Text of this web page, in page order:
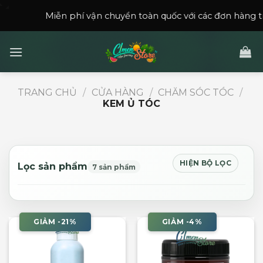
Miễn phí vận chuyển toàn quốc với các đơn hàng trên
TRANG CHỦ / CỬA HÀNG / CHĂM SÓC TÓC /
KEM Ủ TÓC
Lọc sản phẩm 7 sản phẩm HIỆN BỘ LỌC
GIẢM -21% GIẢM -4%